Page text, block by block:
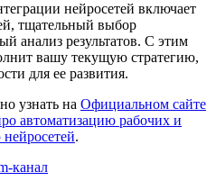
нейросетей включает
тщательный выбор
анализ результатов. С этим
вашу текущую стратегию,
для ее развития.
узнать на Официальном сайте
автоматизацию рабочих и
.
канал